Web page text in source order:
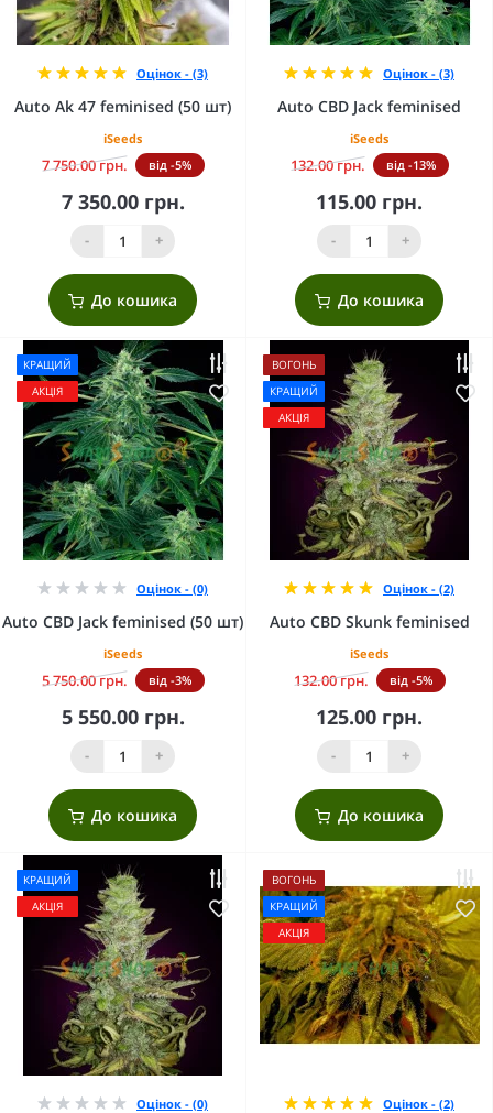
Оцінок - (3)
Auto Ak 47 feminised (50 шт)
iSeeds
7 750.00 грн. від -5%
7 350.00 грн.
- +
До кошика
Оцінок - (3)
Auto CBD Jack feminised
iSeeds
132.00 грн. від -13%
115.00 грн.
- +
До кошика
КРАЩИЙ
АКЦІЯ
Оцінок - (0)
Auto CBD Jack feminised (50 шт)
iSeeds
5 750.00 грн. від -3%
5 550.00 грн.
- +
До кошика
ВОГОНЬ
КРАЩИЙ
АКЦІЯ
Оцінок - (2)
Auto CBD Skunk feminised
iSeeds
132.00 грн. від -5%
125.00 грн.
- +
До кошика
КРАЩИЙ
АКЦІЯ
Оцінок - (0)
ВОГОНЬ
КРАЩИЙ
АКЦІЯ
Оцінок - (2)